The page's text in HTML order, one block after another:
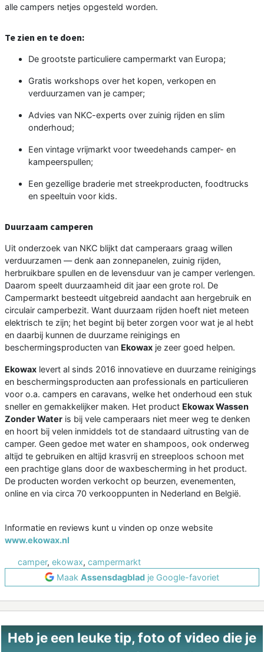
alle campers netjes opgesteld worden.
Te zien en te doen:
De grootste particuliere campermarkt van Europa;
Gratis workshops over het kopen, verkopen en
verduurzamen van je camper;
Advies van NKC-experts over zuinig rijden en slim
onderhoud;
Een vintage vrijmarkt voor tweedehands camper- en
kampeerspullen;
Een gezellige braderie met streekproducten, foodtrucks
en speeltuin voor kids.
Duurzaam camperen
Uit onderzoek van NKC blijkt dat camperaars graag willen
verduurzamen — denk aan zonnepanelen, zuinig rijden,
herbruikbare spullen en de levensduur van je camper verlengen.
Daarom speelt duurzaamheid dit jaar een grote rol. De
Campermarkt besteedt uitgebreid aandacht aan hergebruik en
circulair camperbezit. Want duurzaam rijden hoeft niet meteen
elektrisch te zijn; het begint bij beter zorgen voor wat je al hebt
en daarbij kunnen de duurzame reinigings en
beschermingsproducten van Ekowax je zeer goed helpen.
Ekowax levert al sinds 2016 innovatieve en duurzame reinigings
en beschermingsproducten aan professionals en particulieren
voor o.a. campers en caravans, welke het onderhoud een stuk
sneller en gemakkelijker maken. Het product Ekowax Wassen
Zonder Water is bij vele camperaars niet meer weg te denken
en hoort bij velen inmiddels tot de standaard uitrusting van de
camper. Geen gedoe met water en shampoos, ook onderweg
altijd te gebruiken en altijd krasvrij en streeploos schoon met
een prachtige glans door de waxbescherming in het product.
De producten worden verkocht op beurzen, evenementen,
online en via circa 70 verkooppunten in Nederland en België.
Informatie en reviews kunt u vinden op onze website
www.ekowax.nl
camper, ekowax, campermarkt
Maak Assensdagblad je Google-favoriet
Heb je een leuke tip, foto of video die je